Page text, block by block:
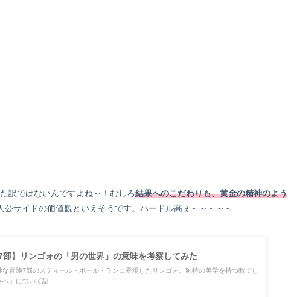
訳ではないんですよね～！むしろ結果へのこだわりも、黄金の精神のよう
公サイドの価値観といえそうです。ハードル高ぇ～～～～～…
部】リンゴォの「男の世界」の意味を考察してみた
な冒険7部のスティール・ボール・ランに登場したリンゴォ。独特の美学を持つ敵でし
へ」について語...